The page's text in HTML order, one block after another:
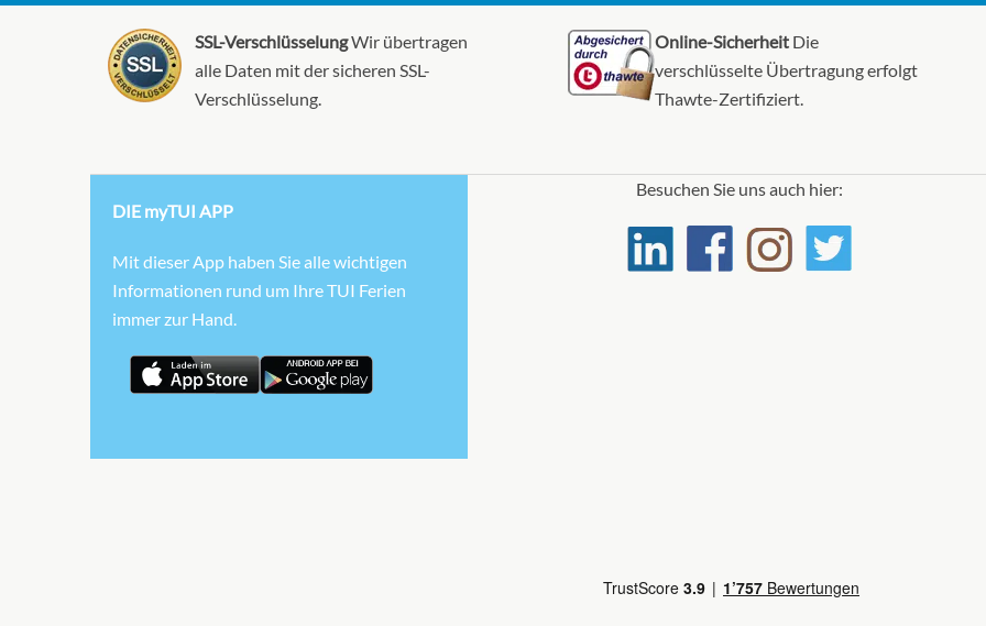
SSL-VerschlüsselungWir übertragen
alle Daten mit der sicheren SSL-
Verschlüsselung.
Online-Sicherheit Die
verschlüsselte Übertragung erfolgt
Thawte-Zertifiziert.
DIE myTUI APP
Mit dieser App haben Sie alle wichtigen
Informationen rund um Ihre TUI Ferien
immer zur Hand.
Besuchen Sie uns auch hier: